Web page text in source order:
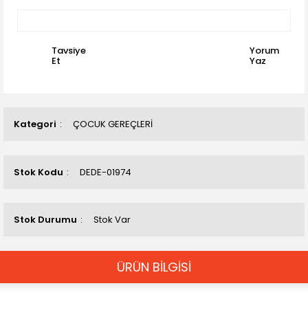
Kategori ÇOCUK GEREÇLERİ
Stok Kodu DEDE-01974
Stok Durumu Stok Var
Tavsiye
Et
Yorum
Yaz
ÜRÜN BİLGİSİ